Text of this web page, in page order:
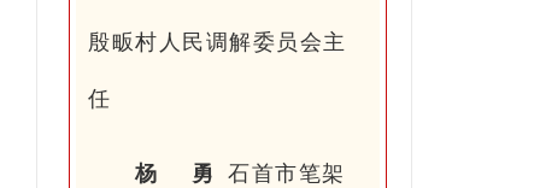
殷畈村人民调解委员会主
任
杨 勇 石首市笔架